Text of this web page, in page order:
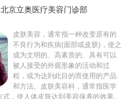
北京立奥医疗美容门诊部
皮肤美容，通常指一种改变原有的
不良行为和疾病(面部或皮肤)，使之
成为文明的、高素质的、具有可以
被人接受的外观形象的活动和过
程，或为达到此目的而使用的产品
和方法。皮肤美容科，通常指医学
，使人体皮肤达到美容保养的效果。